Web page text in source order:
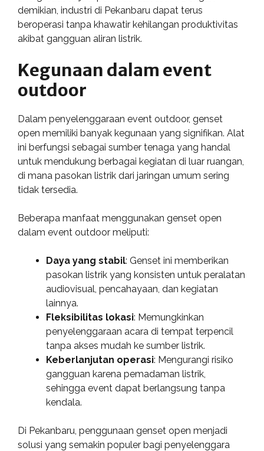
demikian, industri di Pekanbaru dapat terus
beroperasi tanpa khawatir kehilangan produktivitas
akibat gangguan aliran listrik.
Kegunaan dalam event
outdoor
Dalam penyelenggaraan event outdoor, genset
open memiliki banyak kegunaan yang signifikan. Alat
ini berfungsi sebagai sumber tenaga yang handal
untuk mendukung berbagai kegiatan di luar ruangan,
di mana pasokan listrik dari jaringan umum sering
tidak tersedia.
Beberapa manfaat menggunakan genset open
dalam event outdoor meliputi:
Daya yang stabil: Genset ini memberikan
pasokan listrik yang konsisten untuk peralatan
audiovisual, pencahayaan, dan kegiatan
lainnya.
Fleksibilitas lokasi: Memungkinkan
penyelenggaraan acara di tempat terpencil
tanpa akses mudah ke sumber listrik.
Keberlanjutan operasi: Mengurangi risiko
gangguan karena pemadaman listrik,
sehingga event dapat berlangsung tanpa
kendala.
Di Pekanbaru, penggunaan genset open menjadi
solusi yang semakin populer bagi penyelenggara